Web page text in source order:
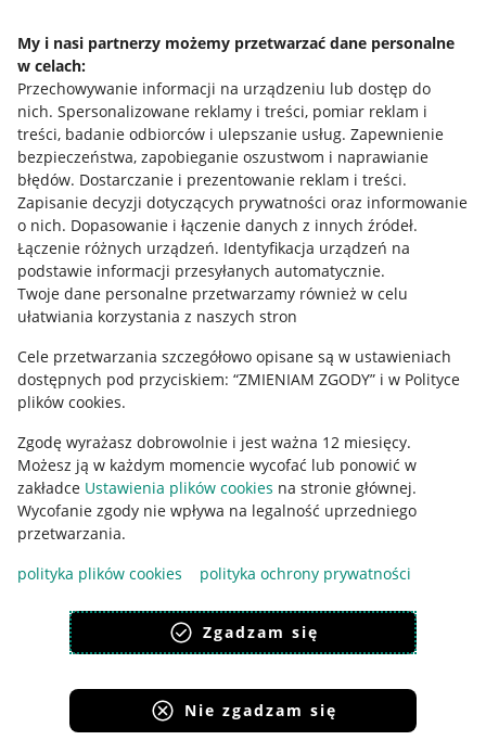
My i nasi partnerzy możemy przetwarzać dane personalne
w celach:
Przechowywanie informacji na urządzeniu lub dostęp do
nich. Spersonalizowane reklamy i treści, pomiar reklam i
treści, badanie odbiorców i ulepszanie usług. Zapewnienie
bezpieczeństwa, zapobieganie oszustwom i naprawianie
błędów. Dostarczanie i prezentowanie reklam i treści.
Zapisanie decyzji dotyczących prywatności oraz informowanie
o nich. Dopasowanie i łączenie danych z innych źródeł.
Łączenie różnych urządzeń. Identyfikacja urządzeń na
podstawie informacji przesyłanych automatycznie.
Twoje dane personalne przetwarzamy również w celu
ułatwiania korzystania z naszych stron
Cele przetwarzania szczegółowo opisane są w ustawieniach
dostępnych pod przyciskiem: “ZMIENIAM ZGODY” i w Polityce
plików cookies.
Zgodę wyrażasz dobrowolnie i jest ważna 12 miesięcy.
Możesz ją w każdym momencie wycofać lub ponowić w
zakładce Ustawienia plików cookies na stronie głównej.
Wycofanie zgody nie wpływa na legalność uprzedniego
przetwarzania.
polityka plików cookies
polityka ochrony prywatności
Zgadzam się
Nie zgadzam się
Allegro Gadane dla sprzedających
Allegro Gadane dla kupujących
Mapa miejscowości
Informacje prawne
Regulamin
Polityka plików "cookies"
Ustawienia plików "cookies"
Udostępnianie lokalizacji
Informacje dla Aktu o Usługach Cyfrowych
Pobierz aplikację
Korzystanie z serwisu oznacza akceptacjęregulaminu